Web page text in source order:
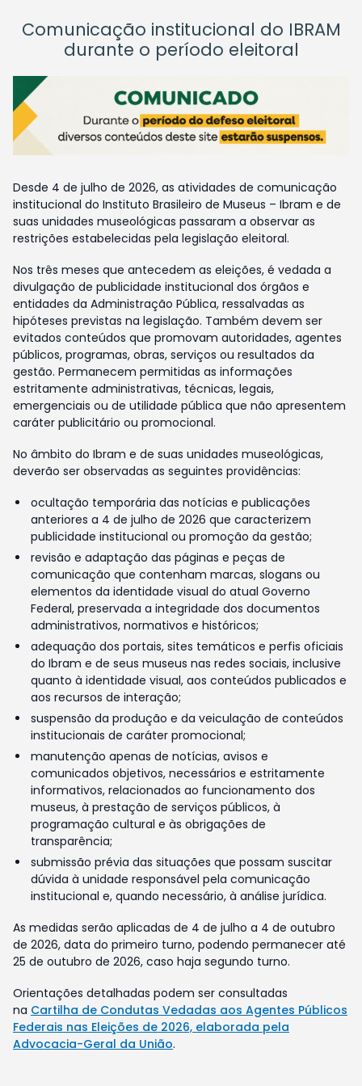
Comunicação institucional do IBRAM
durante o período eleitoral
Desde 4 de julho de 2026, as atividades de comunicação
institucional do Instituto Brasileiro de Museus – Ibram e de
suas unidades museológicas passaram a observar as
restrições estabelecidas pela legislação eleitoral.
Nos três meses que antecedem as eleições, é vedada a
divulgação de publicidade institucional dos órgãos e
entidades da Administração Pública, ressalvadas as
hipóteses previstas na legislação. Também devem ser
evitados conteúdos que promovam autoridades, agentes
públicos, programas, obras, serviços ou resultados da
gestão. Permanecem permitidas as informações
estritamente administrativas, técnicas, legais,
emergenciais ou de utilidade pública que não apresentem
caráter publicitário ou promocional.
No âmbito do Ibram e de suas unidades museológicas,
deverão ser observadas as seguintes providências:
ocultação temporária das notícias e publicações
anteriores a 4 de julho de 2026 que caracterizem
publicidade institucional ou promoção da gestão;
revisão e adaptação das páginas e peças de
comunicação que contenham marcas, slogans ou
elementos da identidade visual do atual Governo
Federal, preservada a integridade dos documentos
administrativos, normativos e históricos;
adequação dos portais, sites temáticos e perfis oficiais
do Ibram e de seus museus nas redes sociais, inclusive
quanto à identidade visual, aos conteúdos publicados e
aos recursos de interação;
suspensão da produção e da veiculação de conteúdos
institucionais de caráter promocional;
manutenção apenas de notícias, avisos e
comunicados objetivos, necessários e estritamente
informativos, relacionados ao funcionamento dos
museus, à prestação de serviços públicos, à
programação cultural e às obrigações de
transparência;
submissão prévia das situações que possam suscitar
dúvida à unidade responsável pela comunicação
institucional e, quando necessário, à análise jurídica.
As medidas serão aplicadas de 4 de julho a 4 de outubro
de 2026, data do primeiro turno, podendo permanecer até
25 de outubro de 2026, caso haja segundo turno.
Orientações detalhadas podem ser consultadas
na Cartilha de Condutas Vedadas aos Agentes Públicos
Federais nas Eleições de 2026, elaborada pela
Advocacia-Geral da União.